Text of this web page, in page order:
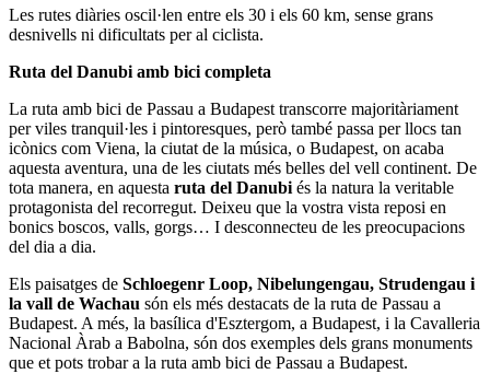
Les rutes diàries oscil·len entre els 30 i els 60 km, sense grans
desnivells ni dificultats per al ciclista.
Ruta del Danubi amb bici completa
La ruta amb bici de Passau a Budapest transcorre majoritàriament
per viles tranquil·les i pintoresques, però també passa per llocs tan
icònics com Viena, la ciutat de la música, o Budapest, on acaba
aquesta aventura, una de les ciutats més belles del vell continent. De
tota manera, en aquesta ruta del Danubi és la natura la veritable
protagonista del recorregut. Deixeu que la vostra vista reposi en
bonics boscos, valls, gorgs… I desconnecteu de les preocupacions
del dia a dia.
Els paisatges de Schloegenr Loop, Nibelungengau, Strudengau i
la vall de Wachau són els més destacats de la ruta de Passau a
Budapest. A més, la basílica d'Esztergom, a Budapest, i la Cavalleria
Nacional Àrab a Babolna, són dos exemples dels grans monuments
que et pots trobar a la ruta amb bici de Passau a Budapest.